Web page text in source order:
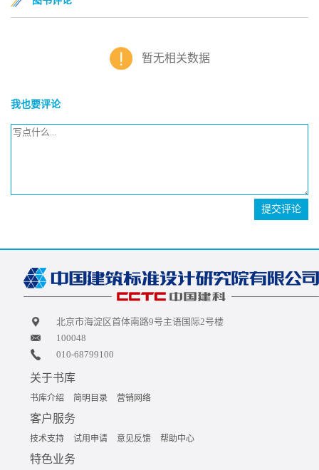
暂无相关数据
我也要评论
提交评论
北京市海淀区首体南路9号主语国际2号楼
100048
010-68799100
关于书库
书库介绍 简明目录 营销网络
客户服务
技术支持 试用申请 意见反馈 帮助中心
特色业务